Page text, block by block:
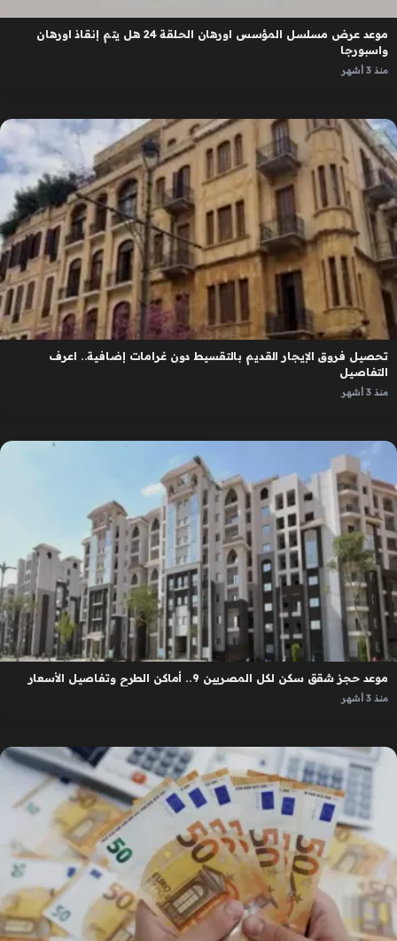
موعد عرض مسلسل المؤسس اورهان الحلقة 24 هل يتم إنقاذ اورهان
واسبورجا
منذ 3 أشهر
تحصيل فروق الإيجار القديم بالتقسيط دون غرامات إضافية.. اعرف
التفاصيل
منذ 3 أشهر
موعد حجز شقق سكن لكل المصريين 9.. أماكن الطرح وتفاصيل الأسعار
منذ 3 أشهر